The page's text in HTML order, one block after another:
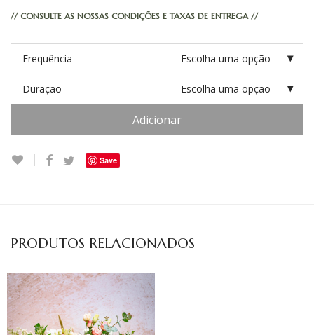
// CONSULTE AS NOSSAS CONDIÇÕES E TAXAS DE ENTREGA //
Frequência Escolha uma opção
Duração Escolha uma opção
Adicionar
Save
PRODUTOS RELACIONADOS